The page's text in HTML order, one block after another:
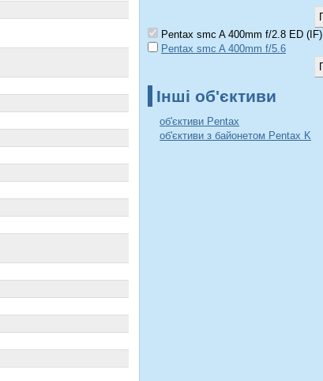
Pentax smc A 400mm f/2.8 ED (IF)
Pentax smc A 400mm f/5.6
Інші об'єктиви
об'єктиви Pentax
об'єктиви з байонетом Pentax K